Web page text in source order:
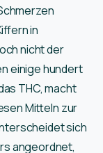
in
nicht der
einige hundert
THC, macht
Mitteln zur
sich
angeordnet,